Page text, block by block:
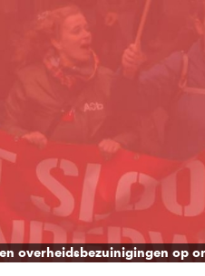
overheidsbezuinigingen op